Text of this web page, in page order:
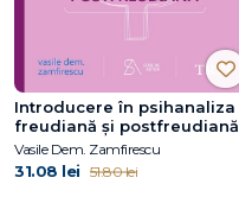
Introducere în psihanaliza
freudiană şi postfreudiană
Vasile Dem. Zamfirescu
31.08 lei 51.80 lei